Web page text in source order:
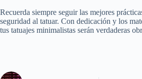
Recuerda siempre seguir las mejores
seguridad al tatuar. Con dedicación y los
tus tatuajes minimalistas serán verdaderas